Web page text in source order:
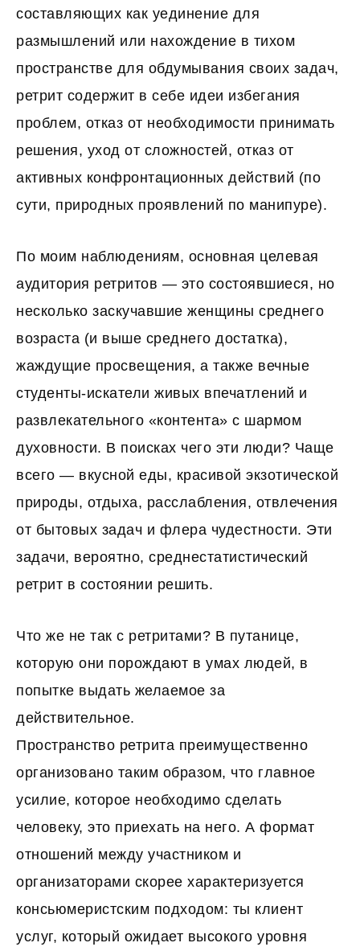
составляющих как уединение для
размышлений или нахождение в тихом
пространстве для обдумывания своих задач,
ретрит содержит в себе идеи избегания
проблем, отказ от необходимости принимать
решения, уход от сложностей, отказ от
активных конфронтационных действий (по
сути, природных проявлений по манипуре).
По моим наблюдениям, основная целевая
аудитория ретритов — это состоявшиеся, но
несколько заскучавшие женщины среднего
возраста (и выше среднего достатка),
жаждущие просвещения, а также вечные
студенты-искатели живых впечатлений и
развлекательного «контента» с шармом
духовности. В поисках чего эти люди? Чаще
всего — вкусной еды, красивой экзотической
природы, отдыха, расслабления, отвлечения
от бытовых задач и флера чудестности. Эти
задачи, вероятно, среднестатистический
ретрит в состоянии решить.
Что же не так с ретритами? В путанице,
которую они порождают в умах людей, в
попытке выдать желаемое за
действительное.
Пространство ретрита преимущественно
организовано таким образом, что главное
усилие, которое необходимо сделать
человеку, это приехать на него. А формат
отношений между участником и
организаторами скорее характеризуется
консьюмеристским подходом: ты клиент
услуг, который ожидает высокого уровня